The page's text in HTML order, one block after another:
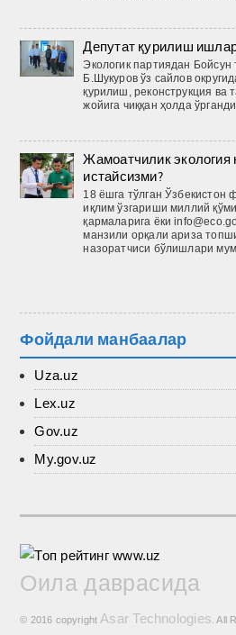
Депутат қурилиш
Экологик партиядан
Б.Шукуров ўз сайлов
қурилиш, реконструкция
жойига чиққан ҳолда ўрганди.
Жамоатчилик
истайсизми?
18 ёшга тўлган Ўзбекистон
иқлим ўзгариши миллий
қармаларига ёки
манзили орқали ариза
назоратчиси бўлишлари
Фойдали манбаалар
Uza.uz
Lex.uz
Gov.uz
My.gov.uz
Оила даврасида
© 2016 copyright Asar Technologies . All